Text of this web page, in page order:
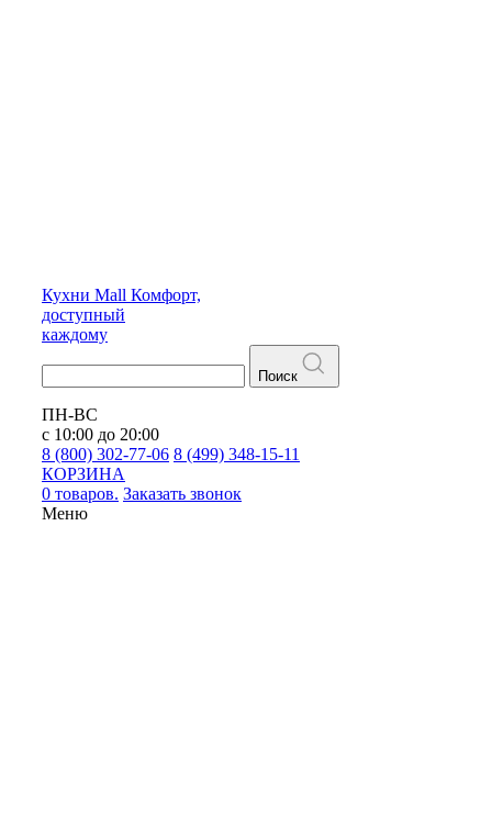
Кухни Mall Комфорт,
доступный
каждому
Поиск
ПН-ВС
с 10:00 до 20:00
8 (800) 302-77-06 8 (499) 348-15-11
КОРЗИНА
0 товаров. Заказать звонок
Меню